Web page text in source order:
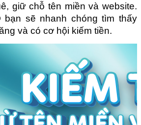
giữ chỗ tên miền và website.
sẽ nhanh chóng tìm thấy
và có cơ hội kiếm tiền.